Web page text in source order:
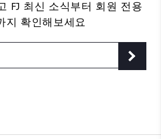
FJ 최신 소식부터 회원 전용
지 확인해보세요